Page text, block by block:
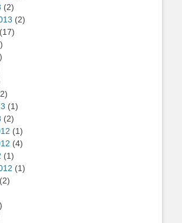
(2)
(2)
(17)
(1)
(2)
(1)
(4)
(1)
(1)
(2)